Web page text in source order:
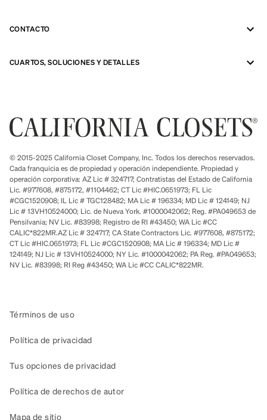
CONTACTO
CUARTOS, SOLUCIONES Y DETALLES
© 2015-2025 California Closet Company, Inc. Todos los derechos reservados.
Cada franquicia es de propiedad y operación independiente. Propiedad y
operación corporativa: AZ Lic # 324717; Contratistas del Estado de California
Lic. #977608, #875172, #1104462; CT Lic #HIC.0651973; FL Lic
#CGC1520908; IL Lic # TGC128482; MA Lic # 196334; MD Lic # 124149; NJ
Lic # 13VH10524000; Lic. de Nueva York. #1000042062; Reg. #PA049653 de
Pensilvania; NV Lic. #83998; Registro de RI #43450; WA Lic #CC
CALIC*822MR.AZ Lic # 324717; CA State Contractors Lic. #977608, #875172;
CT Lic #HIC.0651973; FL Lic #CGC1520908; MA Lic # 196334; MD Lic #
124149; NJ Lic # 13VH10524000; NY Lic. #1000042062; PA Reg. #PA049653;
NV Lic. #83998; RI Reg #43450; WA Lic #CC CALIC*822MR.
Términos de uso
Política de privacidad
Tus opciones de privacidad
Política de derechos de autor
Mapa de sitio